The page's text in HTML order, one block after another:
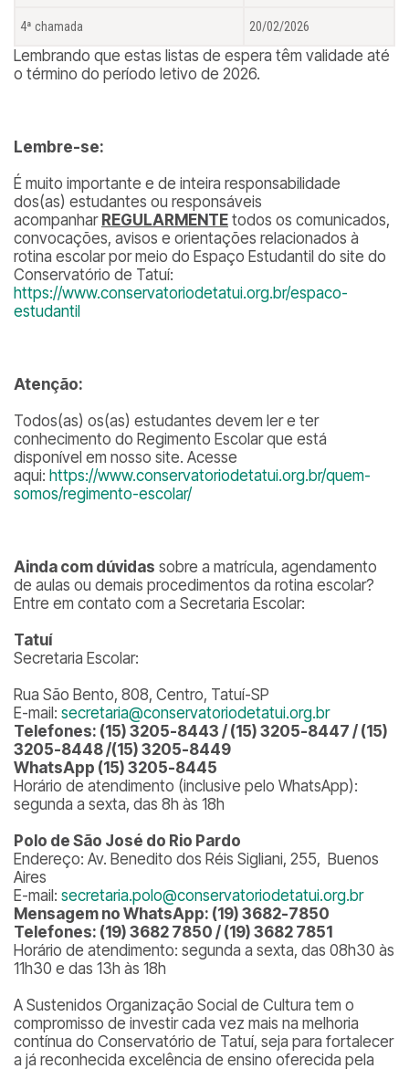
4ª chamada 20/02/2026
Lembrando que estas listas de espera têm validade até
o término do período letivo de 2026.
Lembre-se:
É muito importante e de inteira responsabilidade
dos(as) estudantes ou responsáveis
acompanhar REGULARMENTE todos os comunicados,
convocações, avisos e orientações relacionados à
rotina escolar por meio do Espaço Estudantil do site do
Conservatório de Tatuí:
https://www.conservatoriodetatui.org.br/espaco-
estudantil
Atenção:
Todos(as) os(as) estudantes devem ler e ter
conhecimento do Regimento Escolar que está
disponível em nosso site. Acesse
aqui: https://www.conservatoriodetatui.org.br/quem-
somos/regimento-escolar/
Ainda com dúvidas sobre a matrícula, agendamento
de aulas ou demais procedimentos da rotina escolar?
Entre em contato com a Secretaria Escolar:
Tatuí
Secretaria Escolar:
Rua São Bento, 808, Centro, Tatuí-SP
E-mail: secretaria@conservatoriodetatui.org.br
Telefones: (15) 3205-8443 / (15) 3205-8447 / (15)
3205-8448 /(15) 3205-8449
WhatsApp (15) 3205-8445
Horário de atendimento (inclusive pelo WhatsApp):
segunda a sexta, das 8h às 18h
Polo de São José do Rio Pardo
Endereço: Av. Benedito dos Réis Sigliani, 255, Buenos
Aires
E-mail: secretaria.polo@conservatoriodetatui.org.br
Mensagem no WhatsApp: (19) 3682-7850
Telefones: (19) 3682 7850 / (19) 3682 7851
Horário de atendimento: segunda a sexta, das 08h30 às
11h30 e das 13h às 18h
A Sustenidos Organização Social de Cultura tem o
compromisso de investir cada vez mais na melhoria
contínua do Conservatório de Tatuí, seja para fortalecer
a já reconhecida excelência de ensino oferecida pela